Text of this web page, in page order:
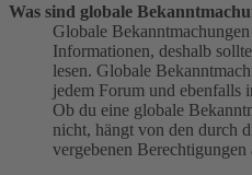
Was sind globale
Globale
Informationen, deshalb
lesen. Globale
jedem Forum und ebenfalls
Ob du eine globale
nicht, hängt von den durch
vergebenen Berechtigungen